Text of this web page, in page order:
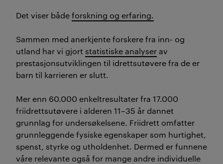
Det viser bådeforskning og erfaring.
Sammen med anerkjente forskere fra inn- og
utland har vi gjort statistiske analyserav
prestasjonsutviklingen til idrettsutøvere fra de er
barn til karrieren er slutt.
Mer enn 60.000 enkeltresultater fra 17.000
friidrettsutøvere i alderen 11–35 år dannet
grunnlag for undersøkelsene. Friidrett omfatter
grunnleggende fysiske egenskaper som hurtighet,
spenst, styrke og utholdenhet. Dermed er funnene
våre relevante også for mange andre individuelle